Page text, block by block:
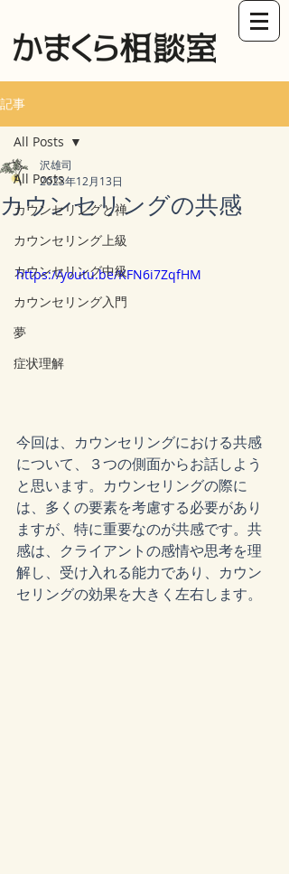
記事
All Posts
カウンセリングと禅
カウンセリング上級
カウンセリング中級
カウンセリング入門
夢
症状理解
All Posts
カウンセリングの共感
沢雄司
2023年12月13日
https://youtu.be/KFN6i7ZqfHM
今回は、カウンセリングにおける共感
について、３つの側面からお話しよう
と思います。カウンセリングの際に
は、多くの要素を考慮する必要があり
ますが、特に重要なのが共感です。共
感は、クライアントの感情や思考を理
解し、受け入れる能力であり、カウン
セリングの効果を大きく左右します。